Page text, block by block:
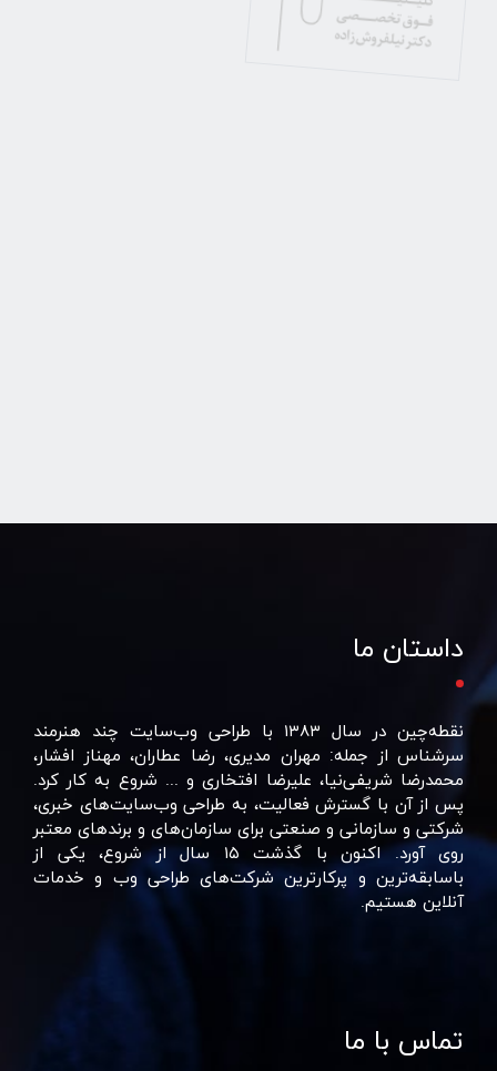
داستان ما
نقطه‌چین در سال ۱۳۸۳ با طراحی وب‌سایت چند هنرمند
سرشناس از جمله: مهران مدیری، رضا عطاران، مهناز افشار،
محمدرضا شریفی‌نیا، علیرضا افتخاری و ... شروع به کار کرد.
پس از آن با گسترش فعالیت، به طراحی وب‌سایت‌های خبری،
شرکتی و سازمانی و صنعتی برای سازمان‌های و برند‌های معتبر
روی آورد. اکنون با گذشت ۱۵ سال از شروع، یکی از
باسابقه‌ترین و پرکارترین شرکت‌های طراحی وب و خدمات
آنلاین هستیم.
تماس با ما